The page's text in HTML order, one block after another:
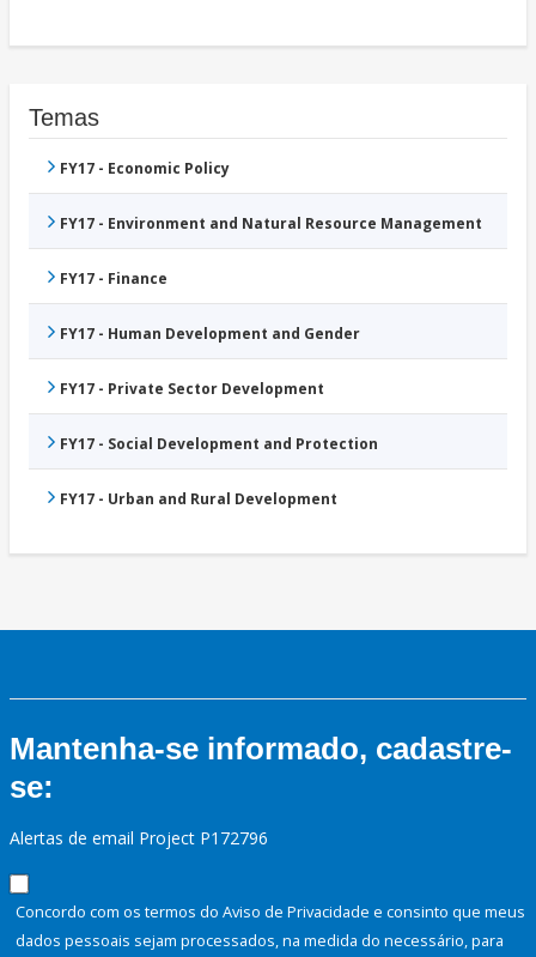
Temas
FY17 - Economic Policy
FY17 - Environment and Natural Resource Management
FY17 - Finance
FY17 - Human Development and Gender
FY17 - Private Sector Development
FY17 - Social Development and Protection
FY17 - Urban and Rural Development
Mantenha-se informado, cadastre-
se:
Alertas de email Project P172796
Concordo com os termos do Aviso de Privacidade e consinto que meus
dados pessoais sejam processados, na medida do necessário, para